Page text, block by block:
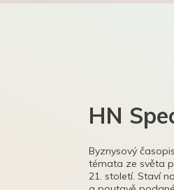
HN
Byznysový
témata ze světa
21. století. Staví